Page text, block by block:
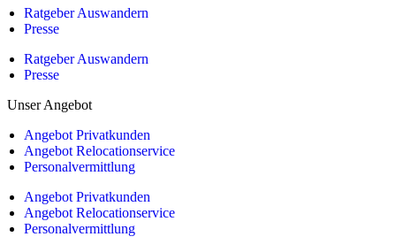
Ratgeber Auswandern
Presse
Ratgeber Auswandern
Presse
Unser Angebot
Angebot Privatkunden
Angebot Relocationservice
Personalvermittlung
Angebot Privatkunden
Angebot Relocationservice
Personalvermittlung